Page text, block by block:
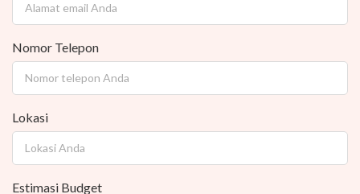
Nomor Telepon
Lokasi
Estimasi Budget